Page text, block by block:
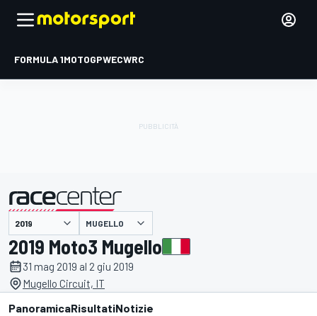
FORMULA 1MOTOGPWECWRC
presentato da MUGELLO
2019 Moto3 Mugello
31 mag 2019 al 2 giu 2019
Mugello Circuit, IT
PanoramicaRisultatiNotizie